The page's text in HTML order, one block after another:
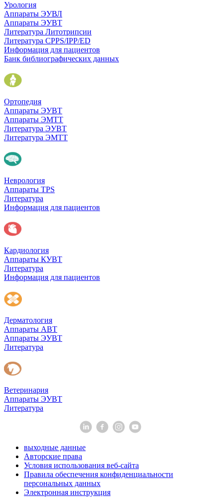
Урология
Аппараты ЭУВЛ
Аппараты ЭУВТ
Литература Литотрипсии
Литература CPPS/IPP/ED
Информация для пациентов
Банк библиографических данных
Ортопедия
Аппараты ЭУВТ
Аппараты ЭМТТ
Литература ЭУВТ
Литература ЭМТТ
Неврология
Аппараты TPS
Литература
Информация для пациентов
Кардиология
Аппараты КУВТ
Литература
Информация для пациентов
Дерматология
Аппараты АВТ
Аппараты ЭУВТ
Литература
Ветеринария
Аппараты ЭУВТ
Литература
выходные данные
Авторские права
Условия использования веб-сайта
Правила обеспечения конфиденциальности
персональных данных
Электронная инструкция